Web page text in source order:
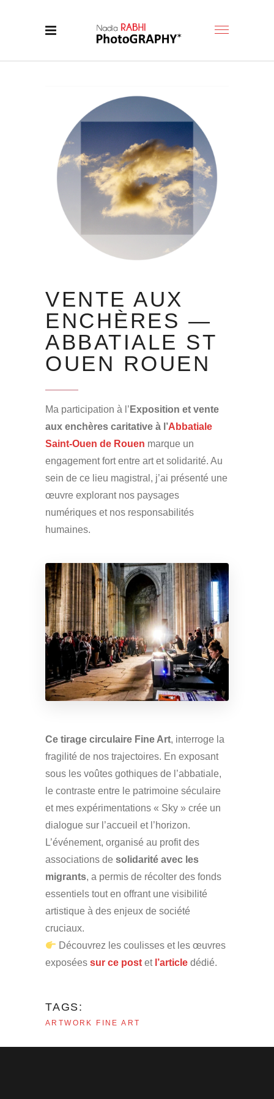
VENTE AUX
ENCHÈRES —
ABBATIALE ST
OUEN ROUEN
Ma participation à l’ Exposition et vente
aux enchères caritative à l’Abbatiale
Saint-Ouen de Rouen marque un
engagement fort entre art et solidarité. Au
sein de ce lieu magistral, j’ai présenté une
œuvre explorant nos paysages
numériques et nos responsabilités
humaines.
Ce tirage circulaire Fine Art, interroge la
fragilité de nos trajectoires. En exposant
sous les voûtes gothiques de l’abbatiale,
le contraste entre le patrimoine séculaire
et mes expérimentations « Sky » crée un
dialogue sur l’accueil et l’horizon.
L’événement, organisé au profit des
associations de solidarité avec les
migrants, a permis de récolter des fonds
essentiels tout en offrant une visibilité
artistique à des enjeux de société
cruciaux.
Découvrez les coulisses et les œuvres
exposées sur ce post et l’article dédié.
TAGS:
ARTWORK FINE ART